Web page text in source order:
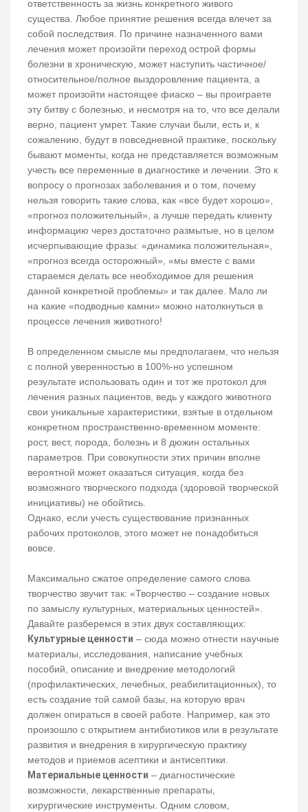
ответственность за жизнь конкретного живого
существа. Любое принятие решения всегда влечет за
собой последствия. По причине назначенного вами
лечения может произойти переход острой формы
болезни в хроническую, может наступить частичное/
относительное/полное выздоровление пациента, а
может произойти настоящее фиаско – вы проиграете
эту битву с болезнью, и несмотря на то, что все делали
верно, пациент умрет. Такие случаи были, есть и, к
сожалению, будут в повседневной практике, поскольку
бывают моменты, когда не представляется возможным
учесть все переменные в диагностике и лечении. Это к
вопросу о прогнозах заболевания и о том, почему
нельзя говорить такие слова, как «все будет хорошо»,
«прогноз положительный», а лучше передать клиенту
информацию через достаточно размытые, но в целом
исчерпывающие фразы: «динамика положительная»,
«прогноз всегда осторожный», «мы вместе с вами
стараемся делать все необходимое для решения
данной конкретной проблемы» и так далее. Мало ли
на какие «подводные камни» можно натолкнуться в
процессе лечения животного!
В определенном смысле мы предполагаем, что нельзя
с полной уверенностью в 100%-но успешном
результате использовать один и тот же протокол для
лечения разных пациентов, ведь у каждого животного
свои уникальные характеристики, взятые в отдельном
конкретном пространственно-временном моменте:
рост, вест, порода, болезнь и 8 дюжин остальных
параметров. При совокупности этих причин вполне
вероятной может оказаться ситуация, когда без
возможного творческого подхода (здоровой творческой
инициативы) не обойтись.
Однако, если учесть существование признанных
рабочих протоколов, этого может не понадобиться
вовсе.
Максимально сжатое определение самого слова
творчество звучит так: «Творчество – создание новых
по замыслу культурных, материальных ценностей».
Давайте разберемся в этих двух составляющих:
Культурные ценности – сюда можно отнести научные
материалы, исследования, написание учебных
пособий, описание и внедрение методологий
(профилактических, лечебных, реабилитационных), то
есть создание той самой базы, на которую врач
должен опираться в своей работе. Например, как это
произошло с открытием антибиотиков или в результате
развития и внедрения в хирургическую практику
методов и приемов асептики и антисептики.
Материальные ценности – диагностические
возможности, лекарственные препараты,
хирургические инструменты. Одним словом,